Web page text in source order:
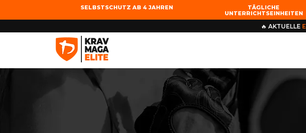
SELBSTSCHUTZ AB 4 JAHREN
TÄGLICHE
UNTERRICHTSEINHEITEN
🔥 AKTUELLE